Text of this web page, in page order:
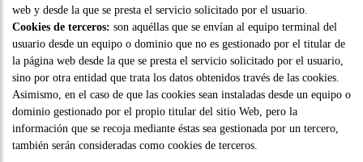
web y desde la que se presta el servicio solicitado por el usuario.
Cookies de terceros: son aquéllas que se envían al equipo terminal del
usuario desde un equipo o dominio que no es gestionado por el titular de
la página web desde la que se presta el servicio solicitado por el usuario,
sino por otra entidad que trata los datos obtenidos través de las cookies.
Asimismo, en el caso de que las cookies sean instaladas desde un equipo o
dominio gestionado por el propio titular del sitio Web, pero la
información que se recoja mediante éstas sea gestionada por un tercero,
también serán consideradas como cookies de terceros.